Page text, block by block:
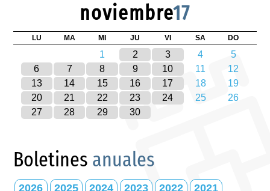
noviembre17
LU MA MI JU VI SA DO
1 2 3 4
5
6
7 8 9 10 11
12
13
14 15 16 17 18
19
20
21 22 23 24 25
26
27
28 29 30
Boletines anuales
2026 2025 2024 2023 2022 2021